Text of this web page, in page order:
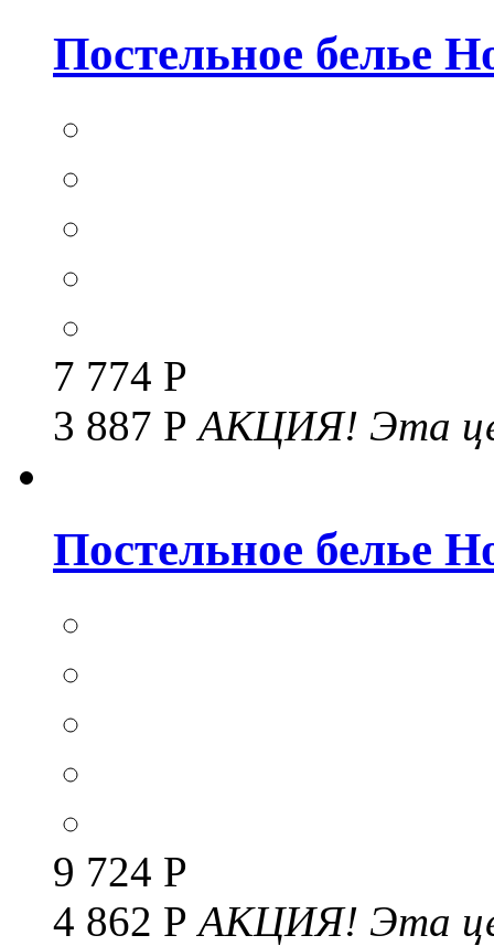
Постельное белье
7 774 Р
3 887 РАКЦИЯ! Эта
Постельное белье
9 724 Р
4 862 РАКЦИЯ! Эта